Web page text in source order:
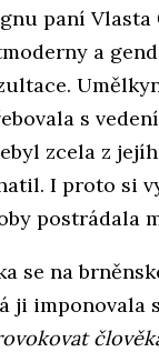
paní Vlasta
a
s
zcela z
I proto si
postrádala
se na
ji imponovala